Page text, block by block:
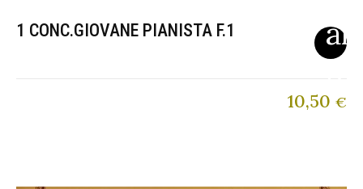
1 CONC.GIOVANE PIANISTA F.1
10,50 €